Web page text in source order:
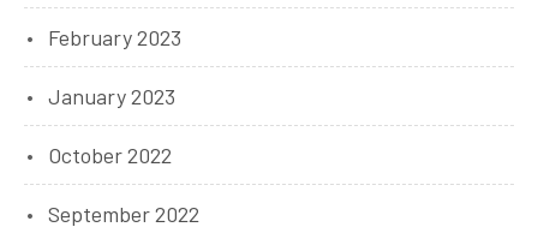
February 2023
January 2023
October 2022
September 2022